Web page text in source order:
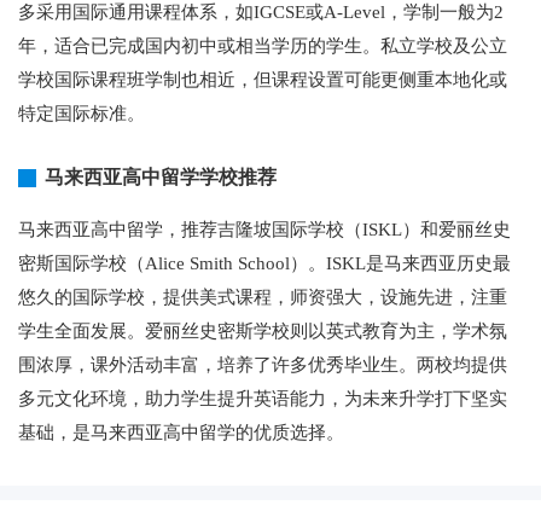
多采用国际通用课程体系，如IGCSE或A-Level，学制一般为2
年，适合已完成国内初中或相当学历的学生。私立学校及公立
学校国际课程班学制也相近，但课程设置可能更侧重本地化或
特定国际标准。
马来西亚高中留学学校推荐
马来西亚高中留学，推荐吉隆坡国际学校（ISKL）和爱丽丝史
密斯国际学校（Alice Smith School）。ISKL是马来西亚历史最
悠久的国际学校，提供美式课程，师资强大，设施先进，注重
学生全面发展。爱丽丝史密斯学校则以英式教育为主，学术氛
围浓厚，课外活动丰富，培养了许多优秀毕业生。两校均提供
多元文化环境，助力学生提升英语能力，为未来升学打下坚实
基础，是马来西亚高中留学的优质选择。